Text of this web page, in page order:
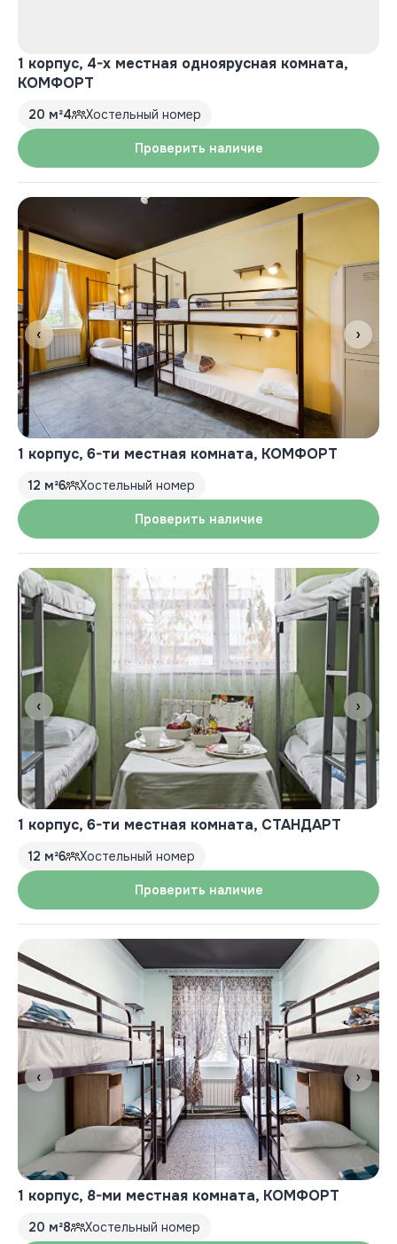
1 корпус, 4-х местная одноярусная комната,
КОМФОРТ
20 м²4 Хостельный номер
Проверить наличие
‹ ›
1 корпус, 6-ти местная комната, КОМФОРТ
12 м²6 Хостельный номер
Проверить наличие
‹ ›
1 корпус, 6-ти местная комната, СТАНДАРТ
12 м²6 Хостельный номер
Проверить наличие
‹ ›
1 корпус, 8-ми местная комната, КОМФОРТ
20 м²8 Хостельный номер